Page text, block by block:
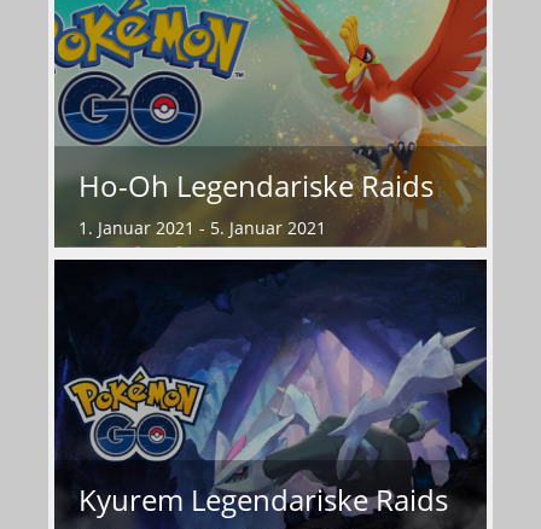
Ho-Oh Legendariske Raids
1. Januar 2021 - 5. Januar 2021
Kyurem Legendariske Raids